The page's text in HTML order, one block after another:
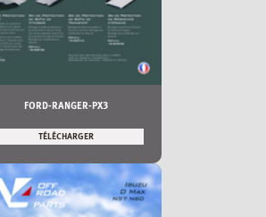
FORD-RANGER-PX3
TÉLÉCHARGER